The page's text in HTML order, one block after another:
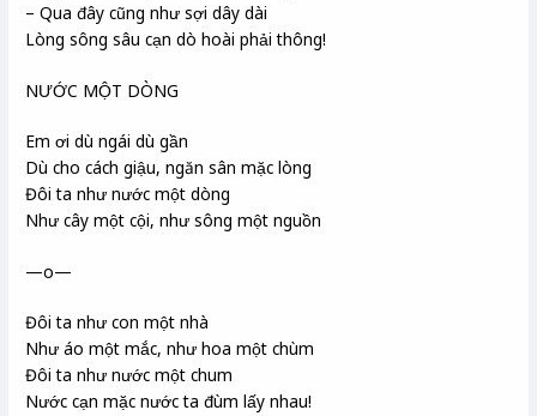
– Qua đây cũng như sợi dây dài
Lòng sông sâu cạn dò hoài phải thông!
NƯỚC MỘT DÒNG
Em ơi dù ngái dù gần
Dù cho cách giậu, ngăn sân mặc lòng
Đôi ta như nước một dòng
Như cây một cội, như sông một nguồn
—o—
Đôi ta như con một nhà
Như áo một mắc, như hoa một chùm
Đôi ta như nước một chum
Nước cạn mặc nước ta đùm lấy nhau!